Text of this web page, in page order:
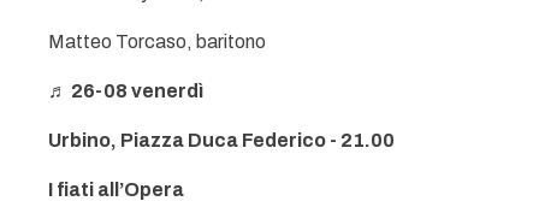
Matteo Torcaso, baritono
♬ 26-08 venerdì
Urbino, Piazza Duca Federico - 21.00
I fiati all’Opera